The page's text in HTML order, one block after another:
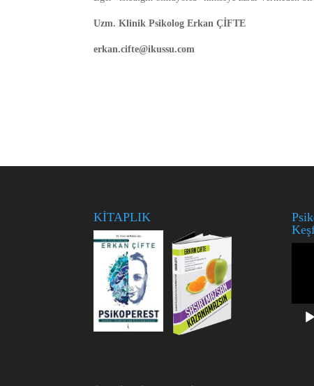
Uzm. Klinik Psikolog Erkan ÇİFTE
erkan.cifte@ikussu.com
KİTAPLIK